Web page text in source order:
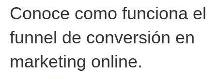
Conoce como funciona el
funnel de conversión en
marketing online.